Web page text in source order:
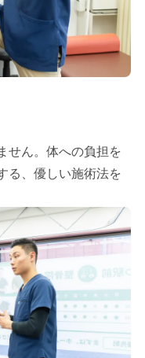
せん。体への負担を
る、優しい施術法を